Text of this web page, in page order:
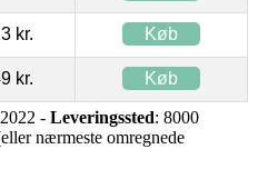
kr. Køb
kr. Køb
- Leveringssted: 8000
nærmeste omregnede